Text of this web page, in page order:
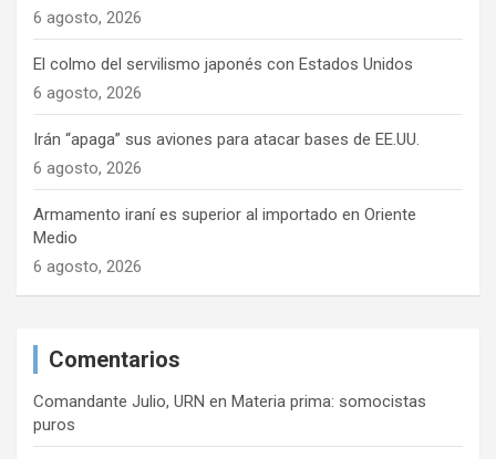
6 agosto, 2026
El colmo del servilismo japonés con Estados Unidos
6 agosto, 2026
Irán “apaga” sus aviones para atacar bases de EE.UU.
6 agosto, 2026
Armamento iraní es superior al importado en Oriente
Medio
6 agosto, 2026
Comentarios
Comandante Julio, URN en Materia prima: somocistas
puros